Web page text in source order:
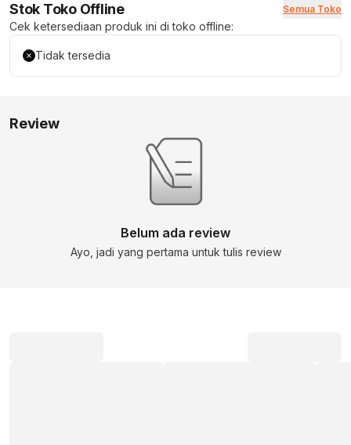
Stok Toko Offline Semua Toko
Cek ketersediaan produk ini di toko offline:
Tidak tersedia
Review
Belum ada review
Ayo, jadi yang pertama untuk tulis review